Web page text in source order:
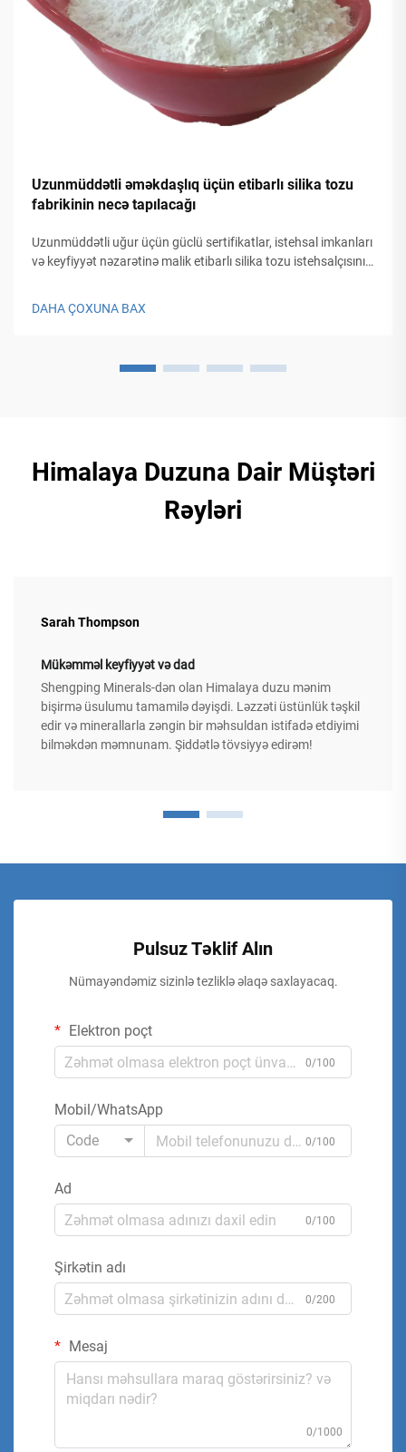
Uzunmüddətli əməkdaşlıq üçün etibarlı silika tozu
fabrikinin necə tapılacağı
Uzunmüddətli uğur üçün güclü sertifikatlar, istehsal imkanları
və keyfiyyət nəzarətinə malik etibarlı silika tozu istehsalçısını
DAHA ÇOXUNA BAX
Himalaya Duzuna Dair Müştəri
Rəyləri
Sarah Thompson
Mükəmməl keyfiyyət və dad
Shengping Minerals-dən olan Himalaya duzu mənim
bişirmə üsulumu tamamilə dəyişdi. Ləzzəti üstünlük təşkil
edir və minerallarla zəngin bir məhsuldan istifadə etdiyimi
bilməkdən məmnunam. Şiddətlə tövsiyyə edirəm!
Pulsuz Təklif Alın
Nümayəndəmiz sizinlə tezliklə əlaqə saxlayacaq.
Elektron poçt
0/100
Mobil/WhatsApp
Code
0/100
Ad
0/100
Şirkətin adı
0/200
Mesaj
0/1000